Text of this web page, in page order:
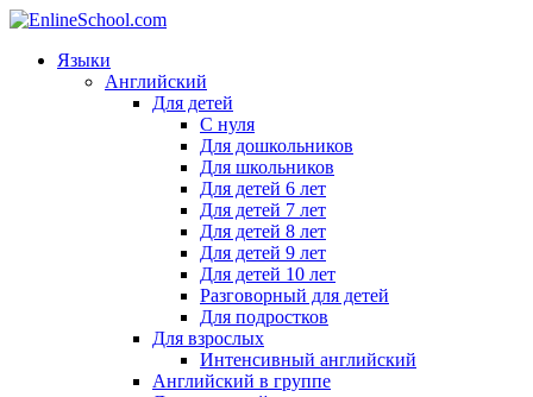
Языки
Английский
Для детей
С нуля
Для дошкольников
Для школьников
Для детей 6 лет
Для детей 7 лет
Для детей 8 лет
Для детей 9 лет
Для детей 10 лет
Разговорный для детей
Для подростков
Для взрослых
Интенсивный английский
Английский в группе